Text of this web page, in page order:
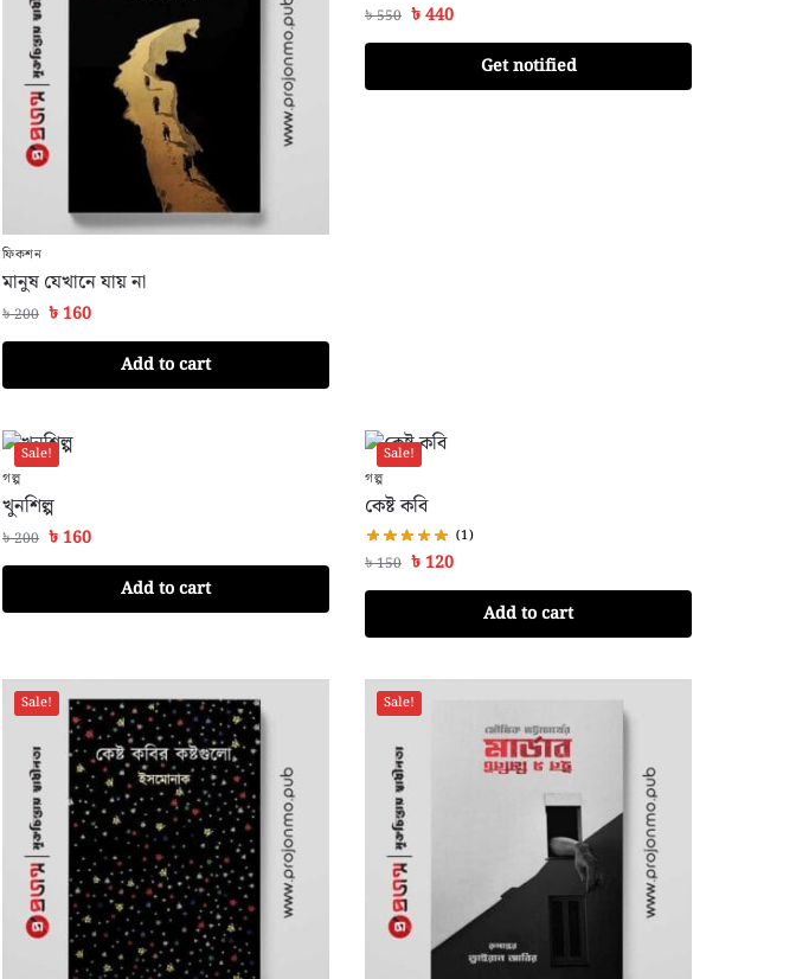
ফিকশন
মানুষ যেখানে যায় না
৳200 ৳160
Add to cart
৳550 ৳440
Get notified
Sale!
গল্প
খুনশিল্প
৳200 ৳160
Add to cart
Sale!
গল্প
কেষ্ট কবি
(1)
৳150 ৳ 120
Add to cart
Sale! Sale!